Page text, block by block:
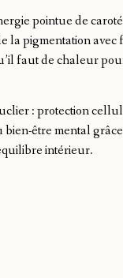
pointue de
pigmentation avec
faut de chaleur
: protection
être mental
intérieur.